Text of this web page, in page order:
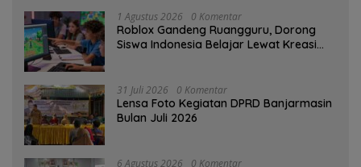
1 Agustus 2026 0 Komentar
Roblox Gandeng Ruangguru, Dorong
Siswa Indonesia Belajar Lewat Kreasi
31 Juli 2026 0 Komentar
Lensa Foto Kegiatan DPRD Banjarmasin
Bulan Juli 2026
6 Agustus 2026 0 Komentar